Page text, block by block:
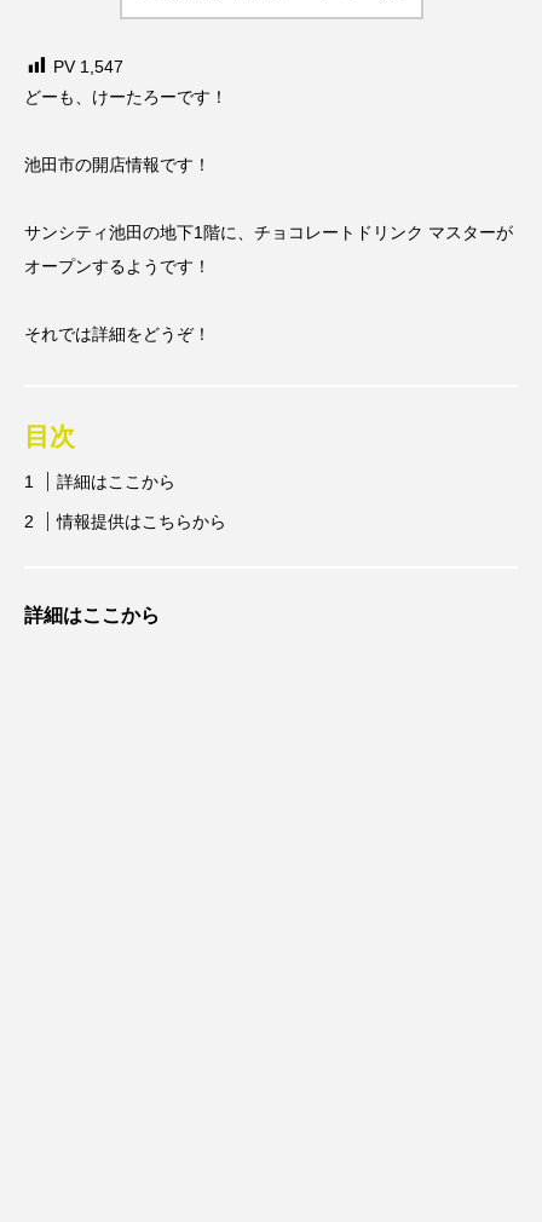
PV 1,547
どーも、けーたろーです！
池田市の開店情報です！
サンシティ池田の地下1階に、チョコレートドリンク マスターが
オープンするようです！
それでは詳細をどうぞ！
目次
詳細はここから
情報提供はこちらから
詳細はここから